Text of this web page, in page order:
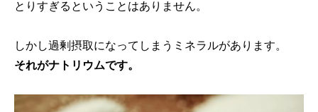
とりすぎるということはありません。
しかし過剰摂取になってしまうミネラルがあります。
それがナトリウムです。